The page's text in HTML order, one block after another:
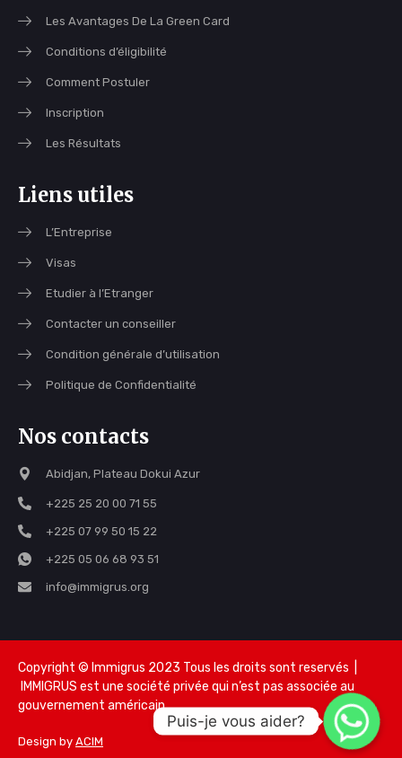
Les Avantages De La Green Card
Conditions d’éligibilité
Comment Postuler
Inscription
Les Résultats
Liens utiles
L’Entreprise
Visas
Etudier à l’Etranger
Contacter un conseiller
Condition générale d’utilisation
Politique de Confidentialité
Nos contacts
Abidjan, Plateau Dokui Azur
+225 25 20 00 71 55
+225 07 99 50 15 22
+225 05 06 68 93 51
info@immigrus.org
Copyright © Immigrus 2023 Tous les droits sont reservés |
IMMIGRUS est une société privée qui n’est pas associée au
gouvernement américain
Design by ACIM
Puis-je vous aider?